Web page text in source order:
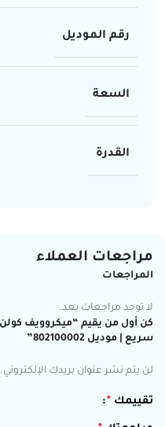
رقم الموديل
السعة
القدرة
مراجعات العملاء
المراجعات
لا توجد مراجعات بعد.
سريع | موديل 802100002”
لن يتم نشر عنوان بريدك الإلكتروني.
تقييمك *